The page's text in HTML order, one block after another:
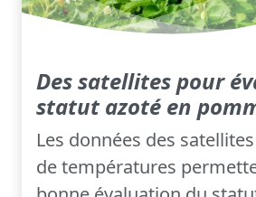
Des satellites pour
statut azoté en
Les données des
de températures